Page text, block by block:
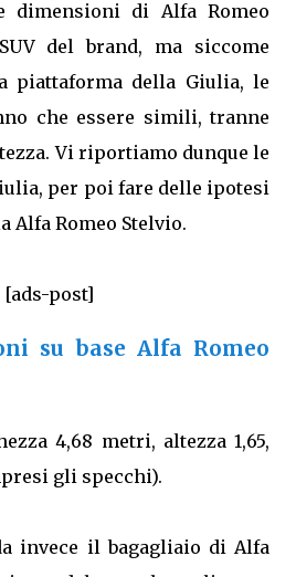
dimensioni di Alfa Romeo
del brand, ma siccome
piattaforma della Giulia, le
che essere simili, tranne
Vi riportiamo dunque le
per poi fare delle ipotesi
Alfa Romeo Stelvio.
[ads-post]
su base Alfa Romeo
4,68 metri, altezza 1,65,
gli specchi).
invece il bagagliaio di Alfa